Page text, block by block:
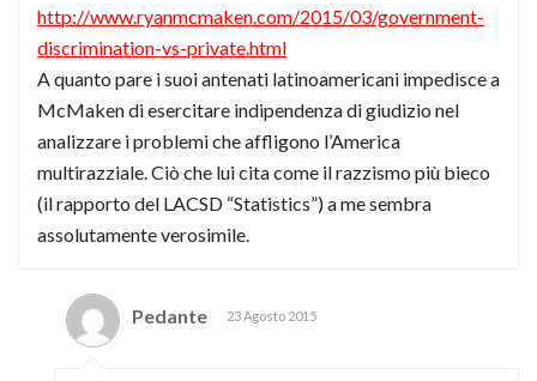
http://www.ryanmcmaken.com/2015/03/government-
discrimination-vs-private.html
A quanto pare i suoi antenati latinoamericani impedisce a
McMaken di esercitare indipendenza di giudizio nel
analizzare i problemi che affligono l’America
multirazziale. Ciò che lui cita come il razzismo più bieco
(il rapporto del LACSD “Statistics”) a me sembra
assolutamente verosimile.
Pedante 23 Agosto 2015